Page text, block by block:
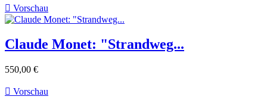
 Vorschau
Claude Monet: "Strandweg...
550,00 €
 Vorschau